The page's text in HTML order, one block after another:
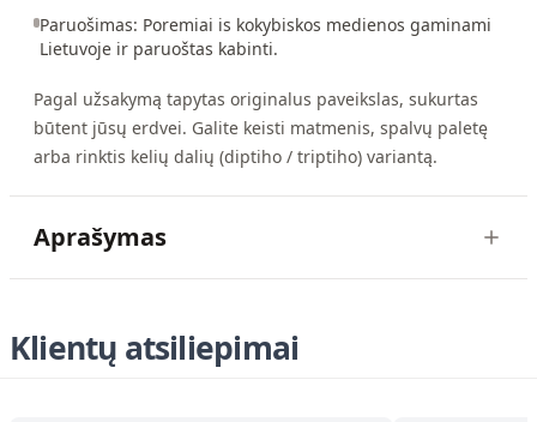
Paruošimas: Poremiai is kokybiskos medienos gaminami
Lietuvoje ir paruoštas kabinti.
Pagal užsakymą tapytas originalus paveikslas, sukurtas
būtent jūsų erdvei. Galite keisti matmenis, spalvų paletę
arba rinktis kelių dalių (diptiho / triptiho) variantą.
Aprašymas
Klientų atsiliepimai